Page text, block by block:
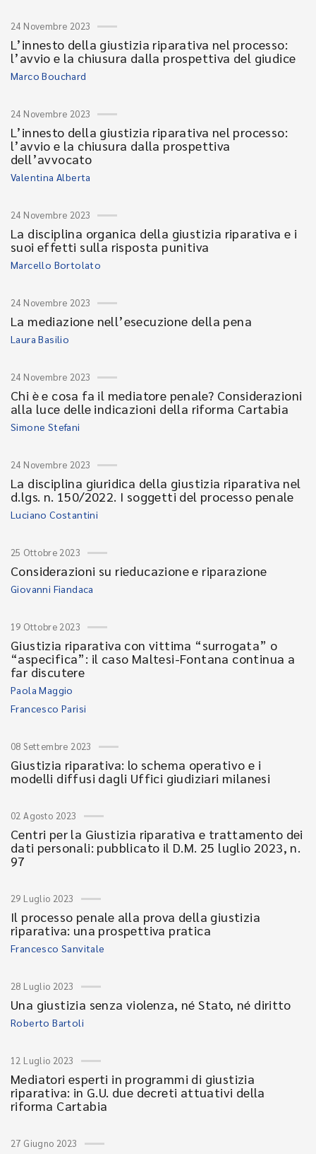
24 Novembre 2023
L’innesto della giustizia riparativa nel processo:
l’avvio e la chiusura dalla prospettiva del giudice
Marco Bouchard
24 Novembre 2023
L’innesto della giustizia riparativa nel processo:
l’avvio e la chiusura dalla prospettiva
dell’avvocato
Valentina Alberta
24 Novembre 2023
La disciplina organica della giustizia riparativa e i
suoi effetti sulla risposta punitiva
Marcello Bortolato
24 Novembre 2023
La mediazione nell’esecuzione della pena
Laura Basilio
24 Novembre 2023
Chi è e cosa fa il mediatore penale? Considerazioni
alla luce delle indicazioni della riforma Cartabia
Simone Stefani
24 Novembre 2023
La disciplina giuridica della giustizia riparativa nel
d.lgs. n. 150/2022. I soggetti del processo penale
Luciano Costantini
25 Ottobre 2023
Considerazioni su rieducazione e riparazione
Giovanni Fiandaca
19 Ottobre 2023
Giustizia riparativa con vittima “surrogata” o
“aspecifica”: il caso Maltesi-Fontana continua a
far discutere
Paola Maggio
Francesco Parisi
08 Settembre 2023
Giustizia riparativa: lo schema operativo e i
modelli diffusi dagli Uffici giudiziari milanesi
02 Agosto 2023
Centri per la Giustizia riparativa e trattamento dei
dati personali: pubblicato il D.M. 25 luglio 2023, n.
97
29 Luglio 2023
Il processo penale alla prova della giustizia
riparativa: una prospettiva pratica
Francesco Sanvitale
28 Luglio 2023
Una giustizia senza violenza, né Stato, né diritto
Roberto Bartoli
12 Luglio 2023
Mediatori esperti in programmi di giustizia
riparativa: in G.U. due decreti attuativi della
riforma Cartabia
27 Giugno 2023